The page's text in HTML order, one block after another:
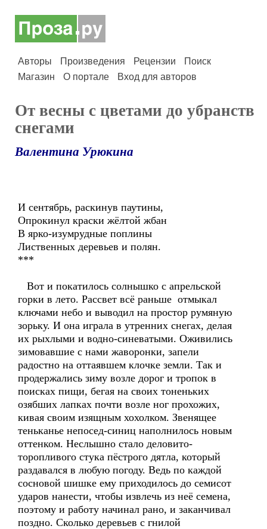
Авторы Произведения Рецензии
Поиск
Магазин
О портале Вход для авторов
От весны с цветами до убранств
снегами
Валентина Урюкина
И сентябрь, раскинув паутины,
Опрокинул краски жёлтой жбан
В ярко-изумрудные поплины
Лиственных деревьев и полян.
***
Вот и покатилось солнышко с апрельской
горки в лето. Рассвет всё раньше отмыкал
ключами небо и выводил на простор румяную
зорьку. И она играла в утренних снегах, делая
их рыхлыми и водно-синеватыми. Оживились
зимовавшие с нами жаворонки, запели
радостно на оттаявшем клочке земли. Так и
продержались зиму возле дорог и тропок в
поисках пищи, бегая на своих тоненьких
озябших лапках почти возле ног прохожих,
кивая своим изящным хохолком. Звенящее
теньканье непосед-синиц наполнилось новым
оттенком. Неслышно стало деловито-
торопливого стука пёстрого дятла, который
раздавался в любую погоду. Ведь по каждой
сосновой шишке ему приходилось до семисот
ударов нанести, чтобы извлечь из неё семена,
поэтому и работу начинал рано, и заканчивал
поздно. Сколько деревьев с гнилой